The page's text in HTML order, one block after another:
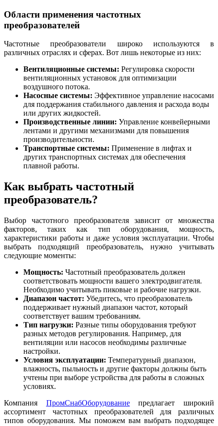
Области применения частотных
преобразователей
Частотные преобразователи широко используются в
различных отраслях и сферах. Вот лишь некоторые из них:
Вентиляционные системы: Регулировка скорости
вентиляционных установок для оптимизации
воздушного потока.
Насосные системы: Эффективное управление насосами
для поддержания стабильного давления и расхода воды
или других жидкостей.
Производственные линии: Управление конвейерными
лентами и другими механизмами для повышения
производительности.
Транспортные системы: Применение в лифтах и
других транспортных системах для обеспечения
плавной работы.
Как выбрать частотный
преобразователь?
Выбор частотного преобразователя зависит от множества
факторов, таких как тип оборудования, мощность,
характеристики работы и даже условия эксплуатации. Чтобы
выбрать подходящий преобразователь, нужно учитывать
следующие моменты:
Мощность: Частотный преобразователь должен
соответствовать мощности вашего электродвигателя.
Необходимо учитывать пиковые и рабочие нагрузки.
Диапазон частот: Убедитесь, что преобразователь
поддерживает нужный диапазон частот, который
соответствует вашим требованиям.
Тип нагрузки: Разные типы оборудования требуют
разных методов регулирования. Например, для
вентиляции или насосов необходимы различные
настройки.
Условия эксплуатации: Температурный диапазон,
влажность, пыльность и другие факторы должны быть
учтены при выборе устройства для работы в сложных
условиях.
Компания ПромСнабОборудованиепредлагает широкий
ассортимент частотных преобразователей для различных
типов оборудования. Мы поможем вам выбрать подходящее